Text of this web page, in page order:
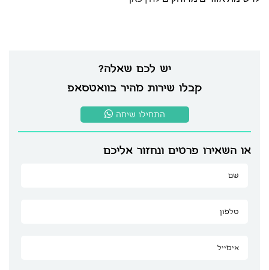
יש לכם שאלה?
קבלו שירות מהיר בוואטסאפ
התחילו שיחה
או השאירו פרטים ונחזור אליכם